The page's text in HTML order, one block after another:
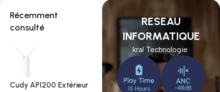
Récemment
consulté
Cudy AP1200 Extérieur
RESEAU
INFORMATIQUE
kral Technologie